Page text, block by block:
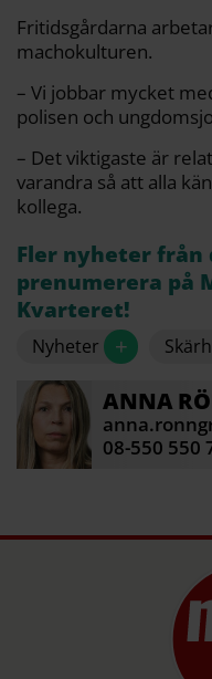
Fritidsgårdarna
machokulturen.
– Vi jobbar mycket
polisen och
– Det viktigaste är
varandra så att alla
kollega.
Fler nyheter från
prenumerera på
Kvarteret!
Nyheter +
ANNA
08-550 550